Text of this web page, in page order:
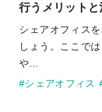
行うメリットと
シェアオフィス
しょう。ここで
や…
#シェアオフィス